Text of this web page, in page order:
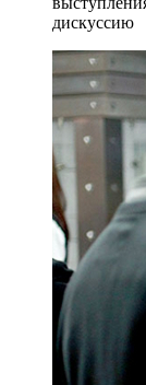
дискуссию